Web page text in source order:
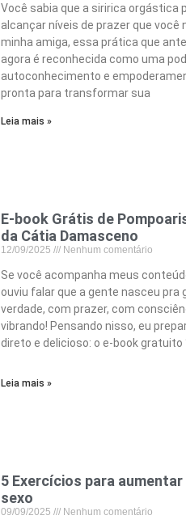
Você sabia que a siririca orgástica
alcançar níveis de prazer que você
minha amiga, essa prática que
agora é reconhecida como uma
autoconhecimento e
pronta para transformar sua
Leia mais »
E-book Grátis de
da Cátia Damasceno
12/09/2025 Nenhum comentário
Se você acompanha meus
ouviu falar que a gente nasceu pra
verdade, com prazer, com
vibrando! Pensando nisso, eu
direto e delicioso: o e-book gratuito
Leia mais »
5 Exercícios para
sexo
09/09/2025 Nenhum comentário